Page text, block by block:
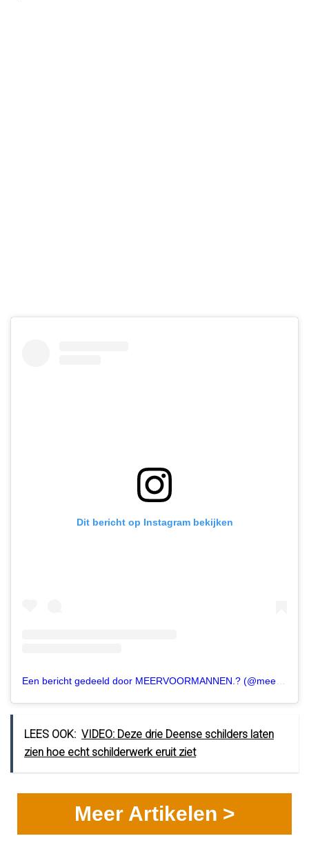
Dit bericht op Instagram bekijken
Een bericht gedeeld door MEERVOORMANNEN.? (@meervoormannen)
LEES OOK: VIDEO: Deze drie Deense schilders laten
zien hoe echt schilderwerk eruit ziet
Meer Artikelen >